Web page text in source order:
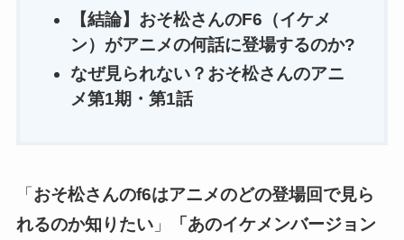
【結論】おそ松さんのF6（イケメ
ン）がアニメの何話に登場するのか?
なぜ見られない？おそ松さんのアニ
メ第1期・第1話
「おそ松さんのf6はアニメのどの登場回で見ら
れるのか知りたい」
「あのイケメンバージョン